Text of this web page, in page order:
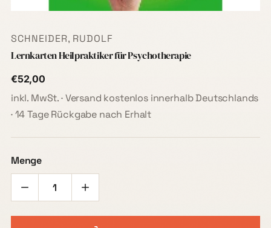
SCHNEIDER, RUDOLF
Lernkarten Heilpraktiker für Psychotherapie
€52,00
inkl. MwSt. · Versand kostenlos innerhalb Deutschlands
· 14 Tage Rückgabe nach Erhalt
Menge